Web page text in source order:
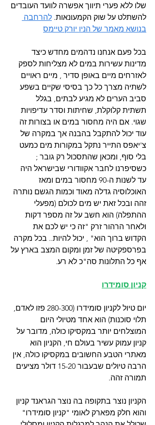
שלו ללא פערי תיווך אפשרה לוועד העובדים
להשתלט על שוק הקמעונאות. להרחבה
בנושא מאמר של הניו יורק טיימס
בכל פעם אנחנו נדהמים מחדש כיצד
מדינות עשירות במים לא מצליחות לספק
לאזרחים מיים באופן סדיר , מיים ראויים
לשתיה מצרך כל כך בסיסי שקיים בשפע
סביב הערים לא מגיע לבתים, בגלל
תשתית קלוקלת, שחיתות וסדר עדיפויות
שגוי. אם היה מחסור במים או בצורות זה
עוד יכול להתקבל בהבנה אך במקרה של
צ'יאפס התייר נתקל במקורות מים כמעט
בלי סוף, ומכאן שהתסכול רק גובר ;
כשסיפרנו לחבר אקוודורי שבישראל היה
עד לשנות ה-90 מחסור במים ומאז
האוכלוסיה גדלה מאוד וכמות הגשם נותרה
זהה ובכל זאת יש מים לכולם (מפעלי
ההתפלה) הוא חשב על זה מספר דקות
ולאחר הרהור זרק "זה כי יש לכם את
הקדוש ברוך הוא" , יכול להיות.. בכל מקרה
בפרספקיטה של זמן ומקום המצב בארץ על
אף כל התלונות סה"כ לא רע.
קניון סומידרו
יום טיול לקניון סומידרו (280-300 פזו לאדם,
תלוי סוכנות) הוא אחד מטיולי היום
המוצלחים יותר במקסיקו כולה, מדובר על
קניון עמוק עשיר בעולם חי, הקניון הוא
מאתרי הטבע החשובים במקסיקו כולה, אין
הרבה טיולים שבעבור 15-20 דולר מציעים
תמורה זהה.
הקניון נוצר בתקופה בה נוצר הגראנד קניון
והוא חלק מפארק לאומי "קניון סומידרו"